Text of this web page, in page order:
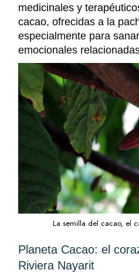
medicinales y
cacao, ofrecidas a la
especialmente para
emocionales
La semilla del cacao, el
Planeta Cacao: el
Riviera Nayarit